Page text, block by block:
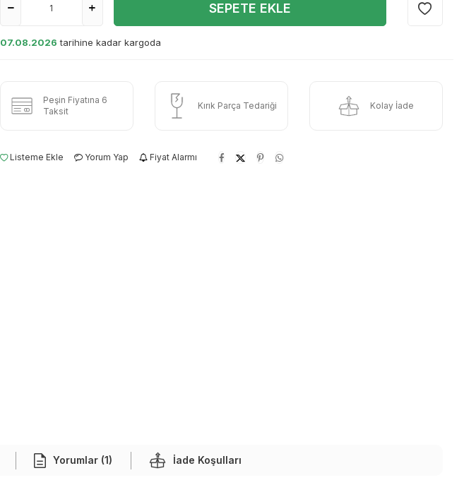
SEPETE EKLE
07.08.2026 tarihine kadar kargoda
Peşin Fiyatına 6
Taksit
Kırık Parça Tedariği Kolay İade
Listeme Ekle Yorum Yap Fiyat Alarmı
Yorumlar (1) İade Koşulları